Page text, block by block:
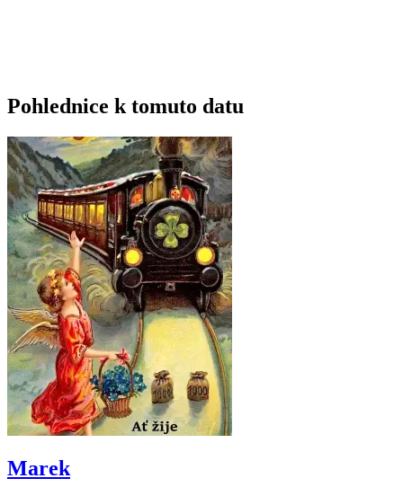
Pohlednice k tomuto datu
Marek